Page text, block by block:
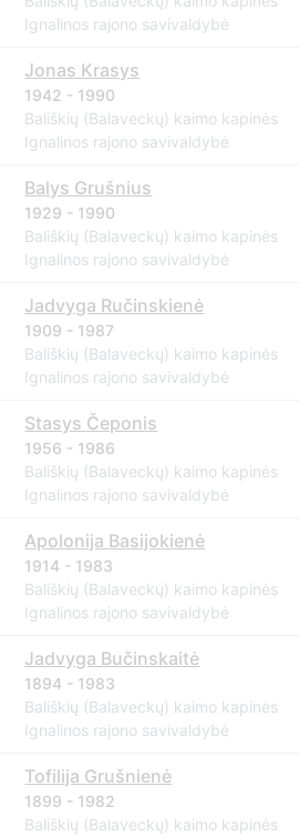
Ignalinos rajono savivaldybė
Jonas Krasys
1942 - 1990
Bališkių (Balaveckų) kaimo kapinės
Ignalinos rajono savivaldybė
Balys Grušnius
1929 - 1990
Bališkių (Balaveckų) kaimo kapinės
Ignalinos rajono savivaldybė
Jadvyga Ručinskienė
1909 - 1987
Bališkių (Balaveckų) kaimo kapinės
Ignalinos rajono savivaldybė
Stasys Čeponis
1956 - 1986
Bališkių (Balaveckų) kaimo kapinės
Ignalinos rajono savivaldybė
Apolonija Basijokienė
1914 - 1983
Bališkių (Balaveckų) kaimo kapinės
Ignalinos rajono savivaldybė
Jadvyga Bučinskaitė
1894 - 1983
Bališkių (Balaveckų) kaimo kapinės
Ignalinos rajono savivaldybė
Tofilija Grušnienė
1899 - 1982
Bališkių (Balaveckų) kaimo kapinės